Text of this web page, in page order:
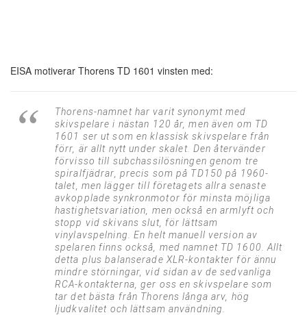
EISA motiverar Thorens TD 1601 vinsten med:
Thorens-namnet har varit synonymt med
skivspelare i nästan 120 år, men även om TD
1601 ser ut som en klassisk skivspelare från
förr, är allt nytt under skalet. Den återvänder
förvisso till subchassilösningen genom tre
spiralfjädrar, precis som på TD150 på 1960-
talet, men lägger till företagets allra senaste
avkopplade synkronmotor för minsta möjliga
hastighetsvariation, men också en armlyft och
stopp vid skivans slut, för lättsam
vinylavspelning. En helt manuell version av
spelaren finns också, med namnet TD 1600. Allt
detta plus balanserade XLR-kontakter för ännu
mindre störningar, vid sidan av de sedvanliga
RCA-kontakterna, ger oss en skivspelare som
tar det bästa från Thorens långa arv, hög
ljudkvalitet och lättsam användning.